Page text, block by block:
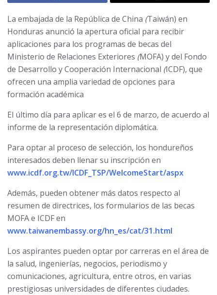
La embajada de la República de China (Taiwán) en
Honduras anunció la apertura oficial para recibir
aplicaciones para los programas de becas del
Ministerio de Relaciones Exteriores (MOFA) y del Fondo
de Desarrollo y Cooperación Internacional (ICDF), que
ofrecen una amplia variedad de opciones para
formación académica
El último día para aplicar es el 6 de marzo, de acuerdo al
informe de la representación diplomática.
Para optar al proceso de selección, los hondureños
interesados deben llenar su inscripción en
www.icdf.org.tw/ICDF_TSP/WelcomeStart/aspx
Además, pueden obtener más datos respecto al
resumen de directrices, los formularios de las becas
MOFA e ICDF en
www.taiwanembassy.org/hn_es/cat/31.html
Los aspirantes pueden optar por carreras en el área de
la salud, ingenierías, negocios, periodismo y
comunicaciones, agricultura, entre otros, en varias
prestigiosas universidades de diferentes ciudades.